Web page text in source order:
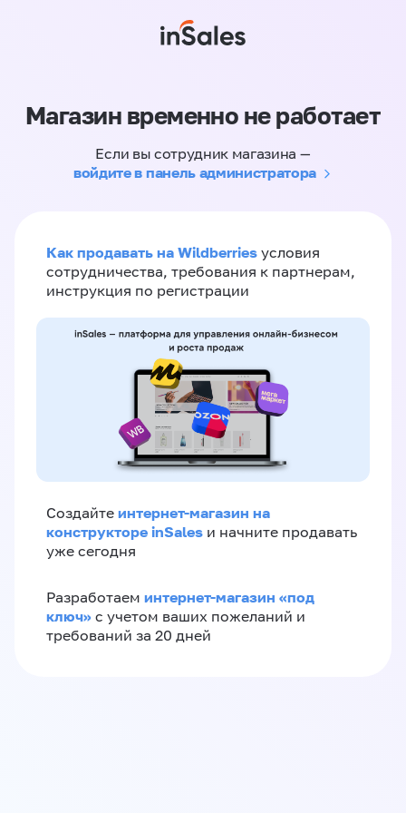
Магазин временно не работает
Если вы сотрудник магазина —
войдите в панель администратора
Как продавать на Wildberries условия
сотрудничества, требования к партнерам,
инструкция по регистрации
Создайте интернет-магазин на
конструкторе inSales и начните продавать
уже сегодня
Разработаем интернет-магазин «‎под
ключ»‎ с учетом ваших пожеланий и
требований за 20 дней